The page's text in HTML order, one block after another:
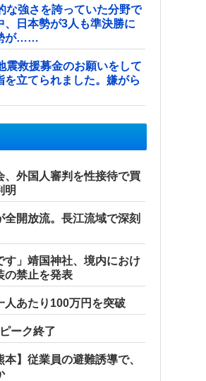
な強さを誇っていた分野で
、日本勢が3人も準決勝に
が……
震救援募金のお願いをして
を立てられました。嫌がら
、外国人審判を性接待で買
明
全開放流。長江流域で深刻
す」靖国神社、境内におけ
の禁止を発表
人あたり100万円を突破
ーク終了
本】従業員の避難誘導で、